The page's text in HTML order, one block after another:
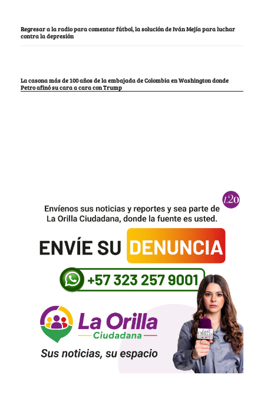
Regresar a la radio para comentar fútbol, la solución de Iván Mejía para luchar
contra la depresión
La casona más de 100 años de la embajada de Colombia en Washington donde
Petro afinó su cara a cara con Trump